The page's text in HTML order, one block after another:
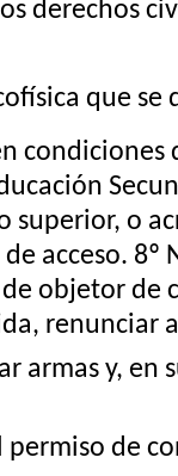
que se
superior, o
acceso. 8º
objetor de
renunciar
y, en
de